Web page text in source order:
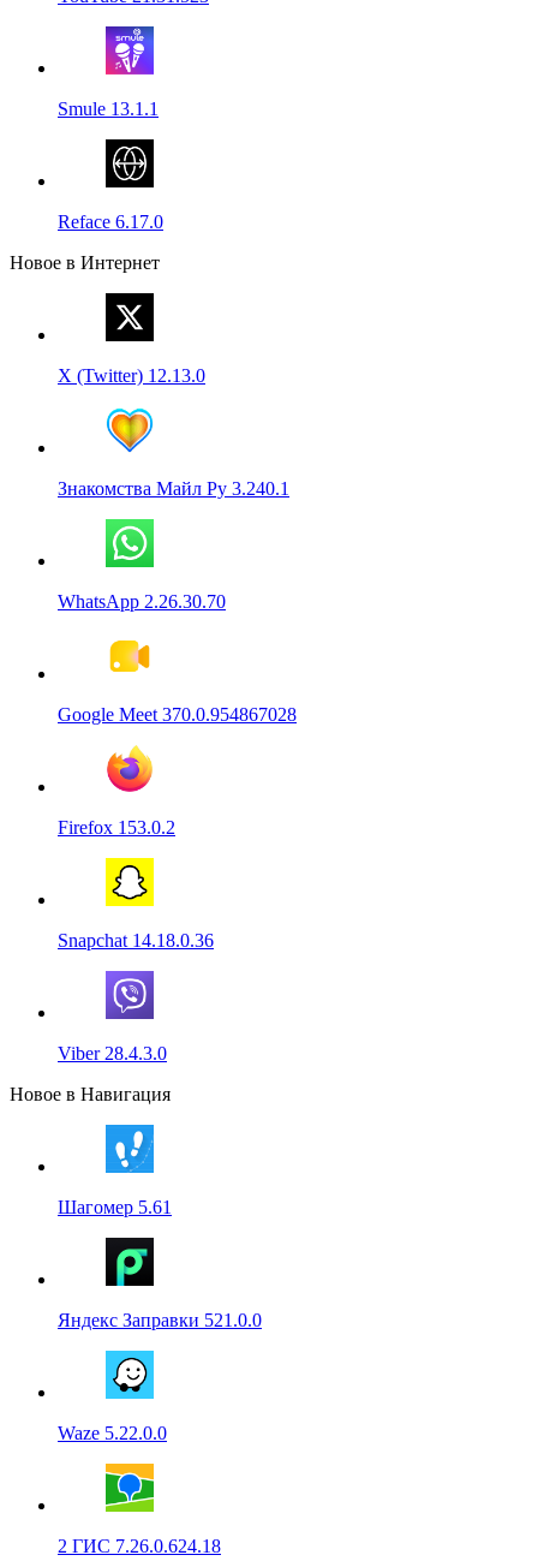
Smule 13.1.1
Reface 6.17.0
Новое в Интернет
X (Twitter) 12.13.0
Знакомства Майл Ру 3.240.1
WhatsApp 2.26.30.70
Google Meet 370.0.954867028
Firefox 153.0.2
Snapchat 14.18.0.36
Viber 28.4.3.0
Новое в Навигация
Шагомер 5.61
Яндекс Заправки 521.0.0
Waze 5.22.0.0
2 ГИС 7.26.0.624.18